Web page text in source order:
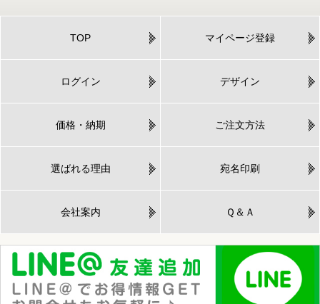
TOP マイページ登録
ログイン デザイン
価格・納期 ご注文方法
選ばれる理由 宛名印刷
会社案内 Ｑ＆Ａ